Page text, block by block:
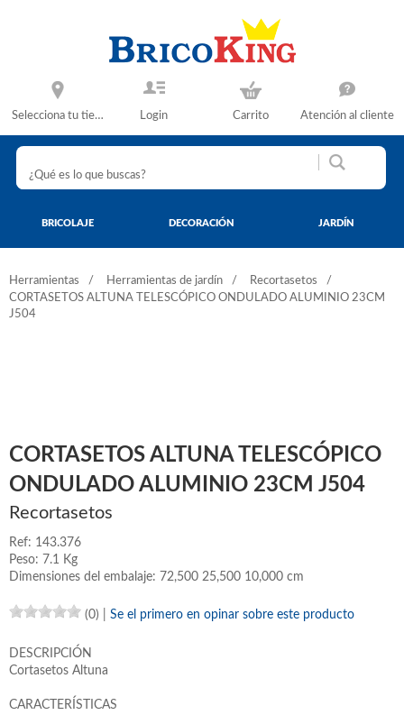
Selecciona tu tienda Login Carrito Atención al cliente
BRICOLAJE DECORACIÓN JARDÍN
Herramientas Herramientas de jardín
Recortasetos
CORTASETOS ALTUNA TELESCÓPICO ONDULADO ALUMINIO 23CM
J504
CORTASETOS ALTUNA TELESCÓPICO
ONDULADO ALUMINIO 23CM J504
Recortasetos
Ref: 143.376
Peso: 7.1 Kg
Dimensiones del embalaje: 72,500 25,500 10,000 cm
(0) Se el primero en opinar sobre este producto
DESCRIPCIÓN
Cortasetos Altuna
CARACTERÍSTICAS